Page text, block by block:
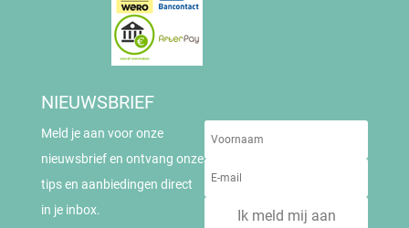
NIEUWSBRIEF
Meld je aan voor onze
nieuwsbrief en ontvang onze
tips en aanbiedingen direct
in je inbox.
Ik meld mij aan